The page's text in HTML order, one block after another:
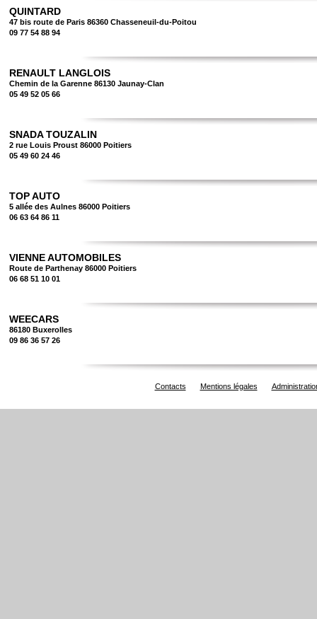
QUINTARD
47 bis route de Paris 86360 Chasseneuil-du-Poitou
09 77 54 88 94
RENAULT LANGLOIS
Chemin de la Garenne 86130 Jaunay-Clan
05 49 52 05 66
SNADA TOUZALIN
2 rue Louis Proust 86000 Poitiers
05 49 60 24 46
TOP AUTO
5 allée des Aulnes 86000 Poitiers
06 63 64 86 11
VIENNE AUTOMOBILES
Route de Parthenay 86000 Poitiers
06 68 51 10 01
WEECARS
86180 Buxerolles
09 86 36 57 26
Contacts Mentions légales